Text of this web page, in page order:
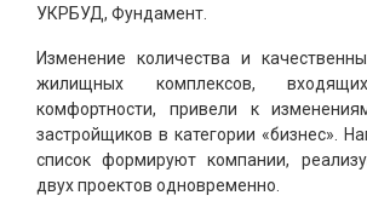
УКРБУД, Фундамент.
Изменение количества и
жилищных комплексов,
комфортности, привели к
застройщиков в категории «бизнес».
список формируют компании,
двух проектов одновременно.